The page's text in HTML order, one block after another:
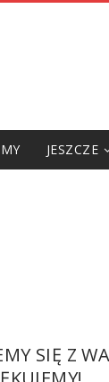
JESZCZE
SIĘ Z